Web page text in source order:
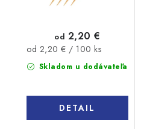
Skladom u dodávateľa
od 2,20 €
Jednotková
cena:
od 2,20 € / 100 ks
DETAIL